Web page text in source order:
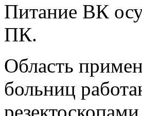
Питание ВК
ПК.
Область
больниц